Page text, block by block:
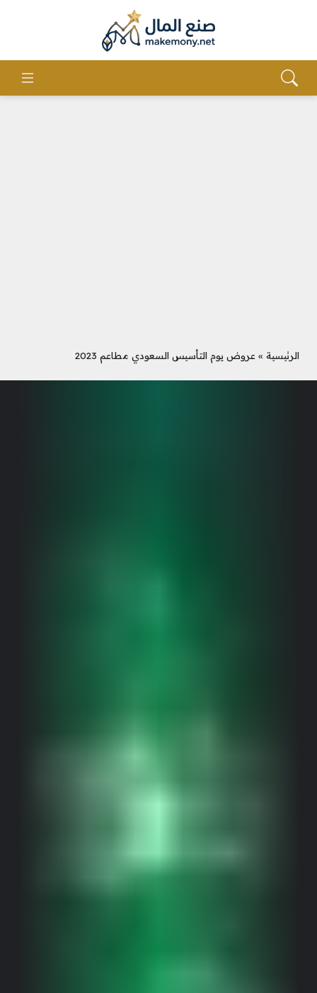
الرئيسية » عروض يوم التأسيس السعودي مطاعم 2023